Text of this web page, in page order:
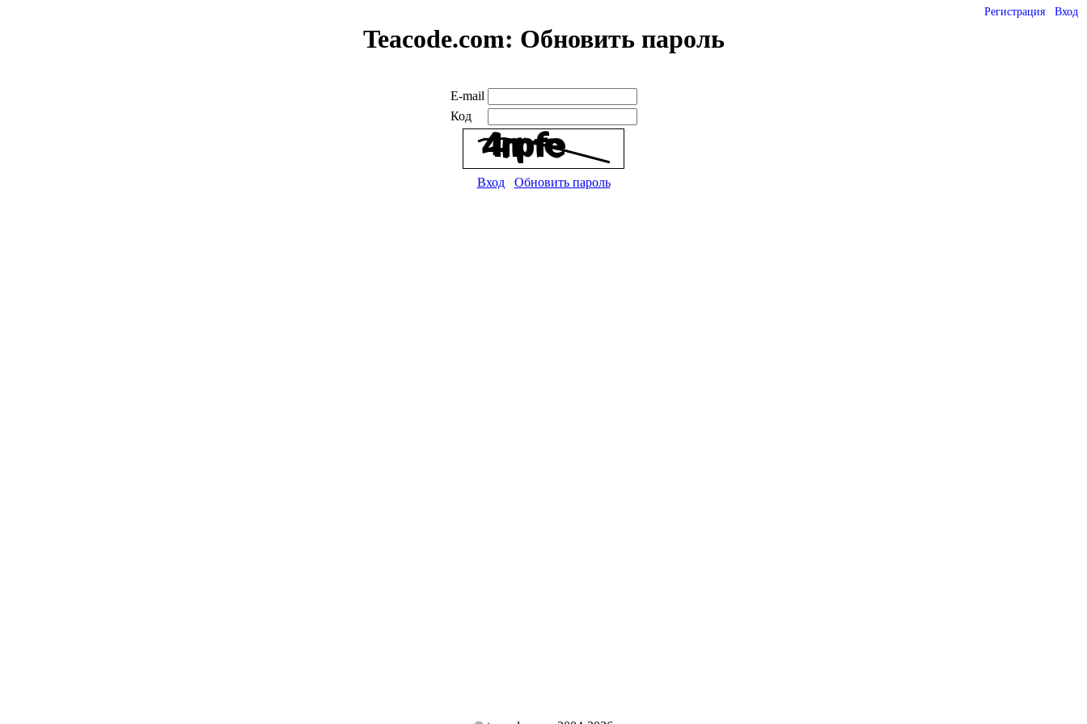
Регистрация Вход
Teacode.com: Обновить пароль
E-mail
Код
Вход Обновить пароль